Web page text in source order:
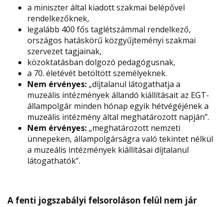
a miniszter által kiadott szakmai belépővel
rendelkezőknek,
legalább 400 fős taglétszámmal rendelkező,
országos hatáskörű közgyűjteményi szakmai
szervezet tagjainak,
közoktatásban dolgozó pedagógusnak,
a 70. életévét betöltött személyeknek.
Nem érvényes: „díjtalanul látogathatja a
muzeális intézmények állandó kiállításait az EGT-
állampolgár minden hónap egyik hétvégéjének a
muzeális intézmény által meghatározott napján”.
Nem érvényes: „meghatározott nemzeti
ünnepeken, állampolgárságra való tekintet nélkül
a muzeális intézmények kiállításai díjtalanul
látogathatók”.
A fenti jogszabályi felsoroláson felül nem jár